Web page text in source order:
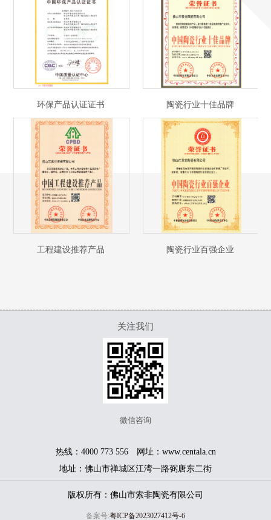
环保产品认证证书 陶瓷行业十佳品牌
工程建设推荐产品 陶瓷行业百强企业
关注我们
微信咨询
热线：4000 773 556 网址：www.centala.cn
地址：佛山市禅城区江湾一路弼唐东二街
版权所有：佛山市索非陶瓷有限公司
备案号:粤ICP备2023027412号-6